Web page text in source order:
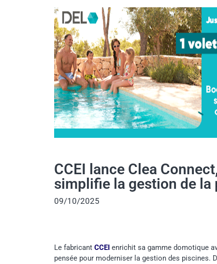
CCEI lance Clea
simplifie la gestion de la
09/10/2025
Le fabricant CCEI enrichit sa gamme domotique
pensée pour moderniser la gestion des piscines.